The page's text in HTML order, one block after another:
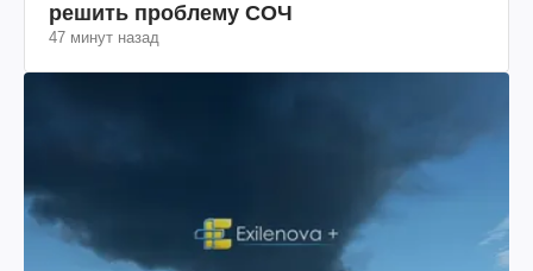
решить проблему СОЧ
47 минут назад